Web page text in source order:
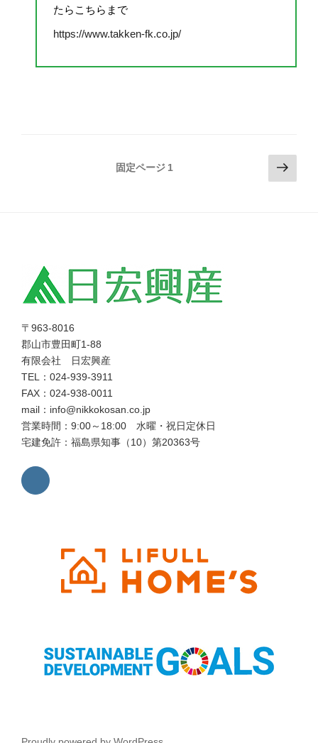
たらこちらまで
https://www.takken-fk.co.jp/
送
り
固定ページ 1
次
の
〒963-8016
郡山市豊田町1-88
有限会社 日宏興産
TEL：024-939-3911
FAX：024-938-0011
mail：info@nikkokosan.co.jp
営業時間：9:00～18:00 水曜・祝日定休日
宅建免許：福島県知事（10）第20363号